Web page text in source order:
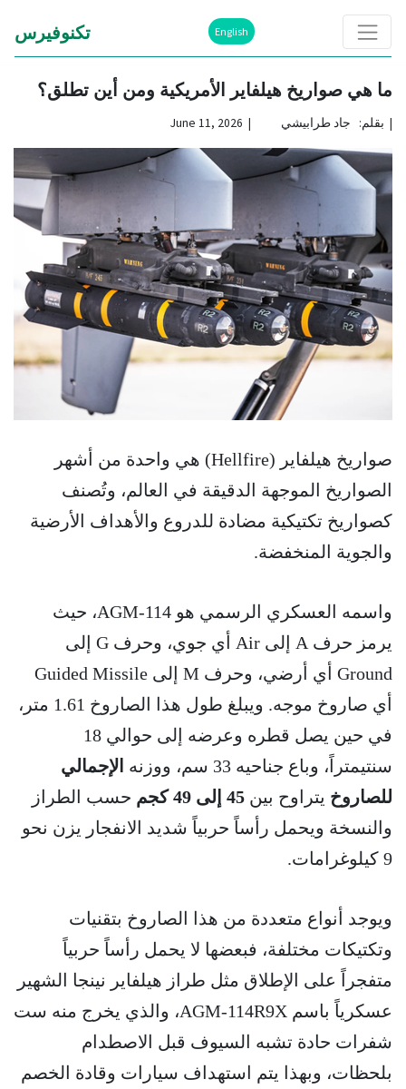
English تكنوفيرس
ما هي صواريخ هيلفاير الأمريكية ومن أين تطلق؟
| بقلم: جاد طرابيشي | June 11, 2026
صواريخ هيلفاير (Hellfire) هي واحدة من أشهر
الصواريخ الموجهة الدقيقة في العالم، وتُصنف
كصواريخ تكتيكية مضادة للدروع والأهداف الأرضية
والجوية المنخفضة.
واسمه العسكري الرسمي هو AGM-114، حيث
يرمز حرف A إلى Air أي جوي، وحرف G إلى
Ground أي أرضي، وحرف M إلى Guided Missile
أي صاروخ موجه. ويبلغ طول هذا الصاروخ 1.61 متر،
في حين يصل قطره وعرضه إلى حوالي 18
سنتيمتراً، وباع جناحيه 33 سم، ووزنه
الإجمالي
للصاروخ يتراوح بين 45 إلى 49 كجم
حسب الطراز
والنسخة ويحمل رأساً حربياً شديد الانفجار يزن نحو
9 كيلوغرامات.
ويوجد أنواع متعددة من هذا الصاروخ بتقنيات
وتكتيكات مختلفة، فبعضها لا يحمل رأساً حربياً
متفجراً على الإطلاق مثل طراز هيلفاير نينجا الشهير
عسكرياً باسم AGM-114R9X، والذي يخرج منه ست
شفرات حادة تشبه السيوف قبل الاصطدام
بلحظات، وبهذا يتم استهداف سيارات وقادة الخصم